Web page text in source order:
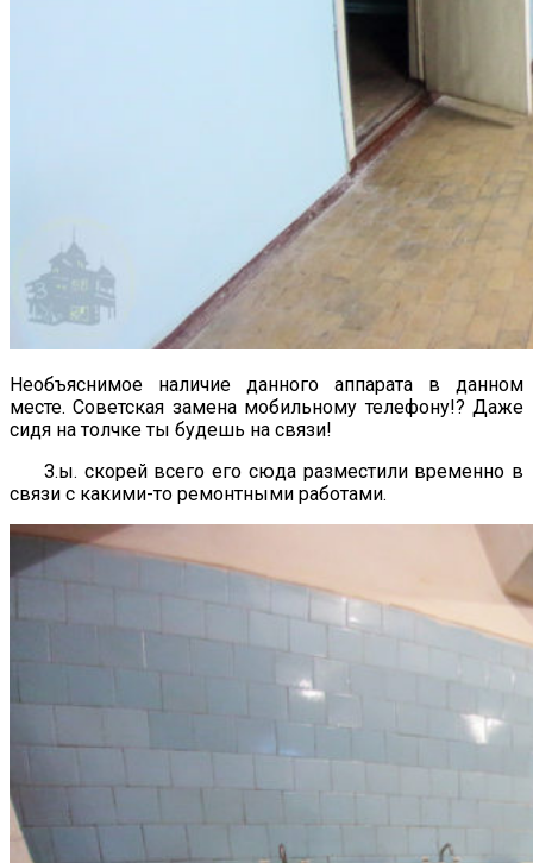
Необъяснимое наличие данного аппарата в данном
месте. Советская замена мобильному телефону!? Даже
сидя на толчке ты будешь на связи!
З.ы. скорей всего его сюда разместили временно в
связи с какими-то ремонтными работами.